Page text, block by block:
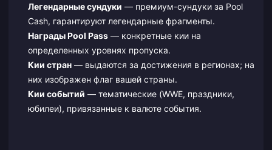
Легендарные сундуки — премиум-сундуки за Pool
Cash, гарантируют легендарные фрагменты.
Награды Pool Pass— конкретные кии на
определенных уровнях пропуска.
Кии стран— выдаются за достижения в регионах; на
них изображен флаг вашей страны.
Кии событий — тематические (WWE, праздники,
юбилеи), привязанные к валюте события.